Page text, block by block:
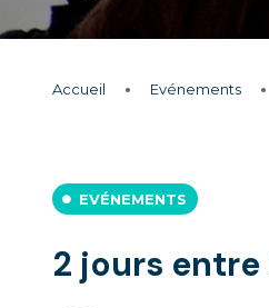
Accueil Evénements
EVÉNEMENTS
2 jours